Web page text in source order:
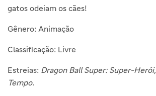
gatos odeiam os cães!
Gênero: Animação
Classificação: Livre
Estreias: Dragon Ball Super: Super-Herói,
Tempo.